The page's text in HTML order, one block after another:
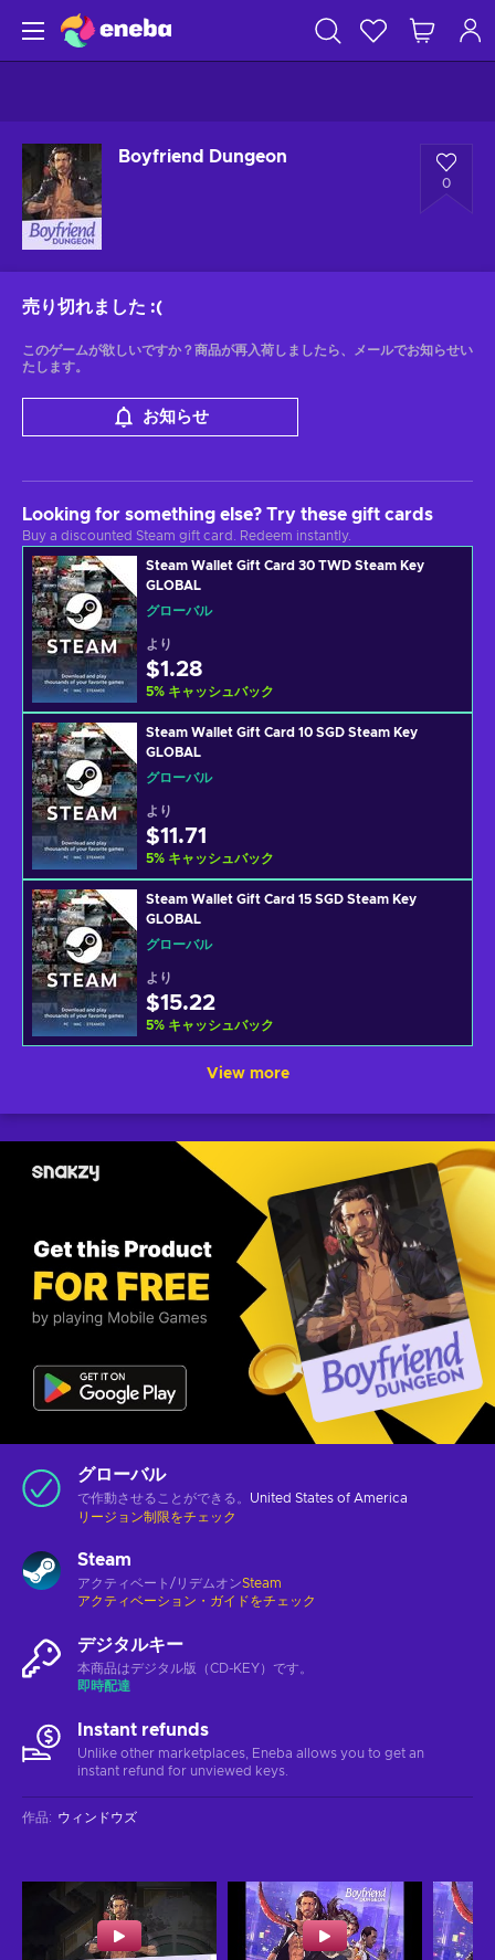
Boyfriend Dungeon
0
売り切れました :(
このゲームが欲しいですか？商品が再入荷しましたら、メールでお知らせい
たします。
お知らせ
Looking for something else? Try these gift cards
Buy a discounted Steam gift card. Redeem instantly.
Steam Wallet Gift Card 30 TWD Steam Key
GLOBAL
グローバル
より
$1.28
5% キャッシュバック
Steam Wallet Gift Card 10 SGD Steam Key
GLOBAL
グローバル
より
$11.71
5% キャッシュバック
Steam Wallet Gift Card 15 SGD Steam Key
GLOBAL
グローバル
より
$15.22
5% キャッシュバック
View more
グローバル
で作動させることができる。 United States of America
リージョン制限をチェック
Steam
アクティベート/リデムオンSteam
アクティベーション・ガイドをチェック
デジタルキー
本商品はデジタル版（CD-KEY）です。
即時配達
Instant refunds
Unlike other marketplaces, Eneba allows you to get an
instant refund for unviewed keys.
作品: ウィンドウズ